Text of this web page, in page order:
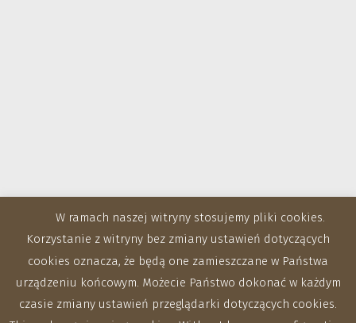
W ramach naszej witryny stosujemy pliki cookies.
Korzystanie z witryny bez zmiany ustawień dotyczących
cookies oznacza, że będą one zamieszczane w Państwa
urządzeniu końcowym. Możecie Państwo dokonać w każdym
czasie zmiany ustawień przeglądarki dotyczących cookies.